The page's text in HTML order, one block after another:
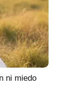
ni miedo